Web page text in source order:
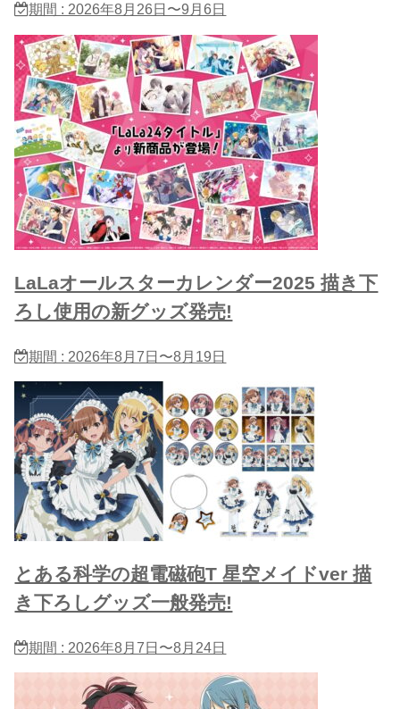
期間 : 2026年8月26日〜9月6日
LaLaオールスターカレンダー2025 描き下
ろし使用の新グッズ発売!
期間 : 2026年8月7日〜8月19日
とある科学の超電磁砲T 星​空メイドver 描
き下ろしグッズ一般発売!
期間 : 2026年8月7日〜8月24日